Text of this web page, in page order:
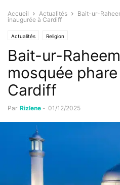
Accueil Actualités
Bait-ur-
inaugurée à Cardiff
Actualités Religion
Bait-ur-
mosquée
Cardiff
Par Rizlene - 01/12/2025